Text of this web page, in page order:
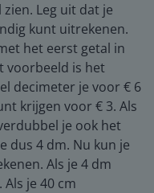
Leg uit dat je
kunt uitrekenen.
het eerst getal in
voorbeeld is het
decimeter je voor € 6
krijgen voor € 3. Als
je ook het
dus 4 dm. Nu kun je
Als je 4 dm
je 40 cm